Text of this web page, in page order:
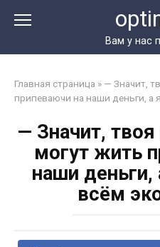
Вам у нас
Главная страница » — Значит,
припеваючи на наши деньги, а
— Значит,
могут жить
наши
всём